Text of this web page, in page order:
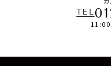
TEL
11:00